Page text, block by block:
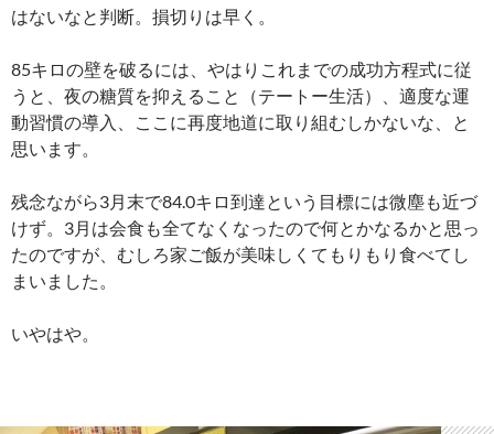
はないなと判断。損切りは早く。
85キロの壁を破るには、やはりこれまでの成功方程式に従
うと、夜の糖質を抑えること（テートー生活）、適度な運
動習慣の導入、ここに再度地道に取り組むしかないな、と
思います。
残念ながら3月末で84.0キロ到達という目標には微塵も近づ
けず。3月は会食も全てなくなったので何とかなるかと思っ
たのですが、むしろ家ご飯が美味しくてもりもり食べてし
まいました。
いやはや。